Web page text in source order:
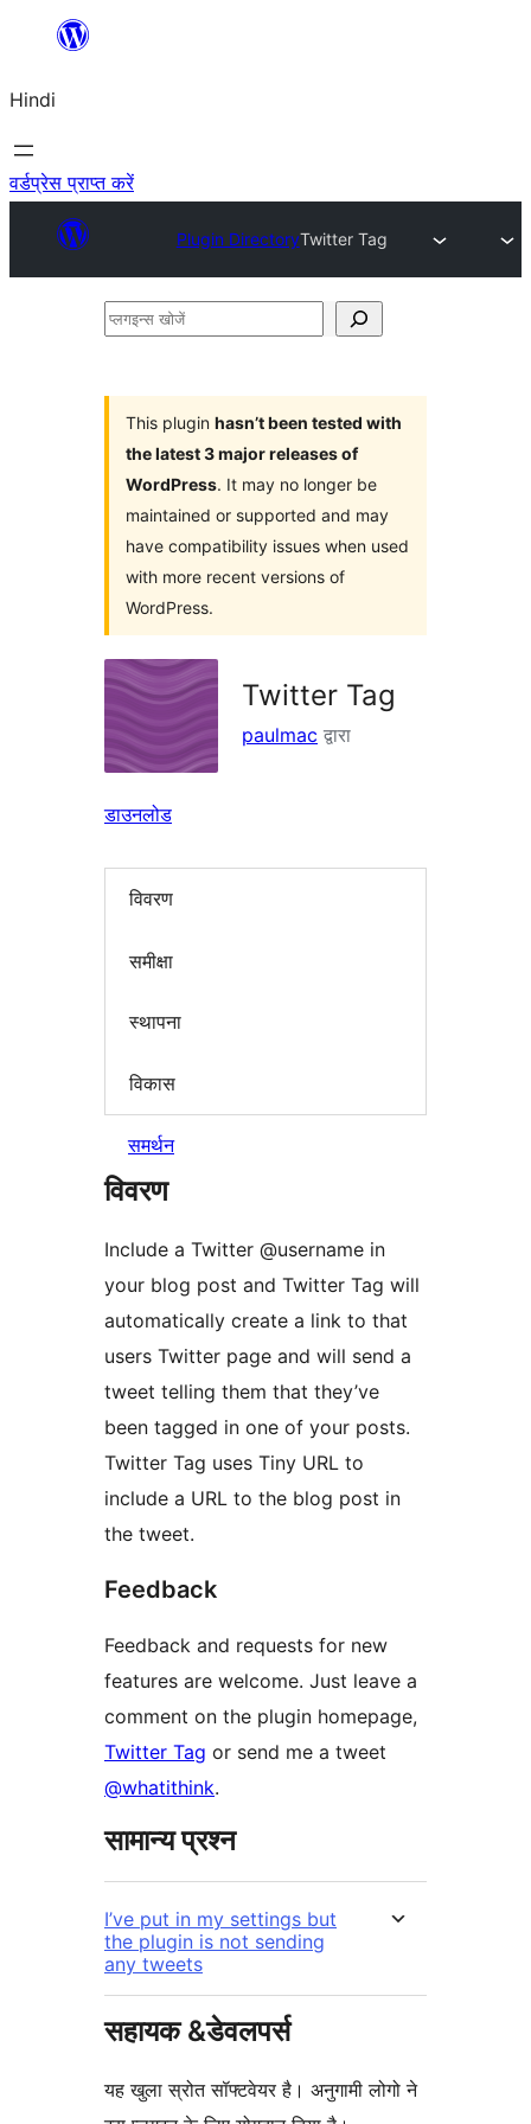
सामग्री
जाएं
Hindi
वर्डप्रेस प्राप्त करें
Plugin DirectoryTwitter Tag
प्लगइन्स
This plugin hasn’t been tested with
the latest 3 major releases of
WordPress. It may no longer be
maintained or supported and may
have compatibility issues when used
with more recent versions of
WordPress.
Twitter Tag
paulmac द्वारा
डाउनलोड
विवरण
समीक्षा
स्थापना
विकास
समर्थन
विवरण
Include a Twitter @username in
your blog post and Twitter Tag will
automatically create a link to that
users Twitter page and will send a
tweet telling them that they’ve
been tagged in one of your posts.
Twitter Tag uses Tiny URL to
include a URL to the blog post in
the tweet.
Feedback
Feedback and requests for new
features are welcome. Just leave a
comment on the plugin homepage,
Twitter Tag or send me a tweet
@whatithink.
सामान्य प्रश्न
I’ve put in my settings but
the plugin is not sending
any tweets
सहायक &डेवलपर्स
यह खुला स्रोत सॉफ्टवेयर है। अनुगामी लोगो ने